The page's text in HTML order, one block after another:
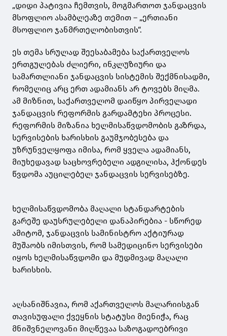
„დიდი პატივია ჩემთვის, მოგმართოთ ჯანდაცვის
მსოფლიო ასამბლეაზე თემით – „ერთიანი
მსოფლიო ჯანმრთელობისთვის“.
ეს თემა სრულად შეესაბამება საქართველოს
ერთგულებას ძლიერი, ინკლუზიური და
სამართლიანი ჯანდაცვის სისტემის შექმნისადმი,
რომელიც არც ერთ ადამიანს არ ტოვებს მიღმა.
ამ მიზნით, საქართველომ დაიწყო პირველადი
ჯანდაცვის რეფორმის გარდამტეხი პროცესი.
რეფორმის მიზანია ხელმისაწვდომობის გაზრდა,
სერვისების ხარისხის გაუმჯობესება და
უზრუნველყოფა იმისა, რომ ყველა ადამიანს,
მიუხედავად საცხოვრებელი ადგილისა, ჰქონდეს
წვდომა აუცილებელ ჯანდაცვის სერვისებზე.
ხელმისაწვდომობა მაღალი სტანდარტების
გარეშე დაუსრულებელი დანაპირებია - სწორედ
ამიტომ, ჯანდაცვის სამინისტრო აქტიურად
მუშაობს იმისთვის, რომ სამედიცინო სერვისები
იყოს ხელმისაწვდომი და მუდმივად მაღალი
ხარისხის.
აღსანიშნავია, რომ აქართველოს მალარიისგან
თავისუფალი ქვეყნის სტატუსი მიენიჭა, რაც
მნიშვნელოვანი მიღწევაა საზოგადოებრივი